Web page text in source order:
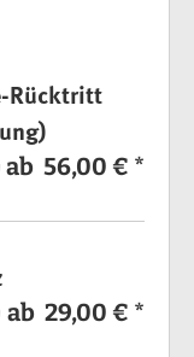
Rücktritt
ab 56,00 € *
ab 29,00 € *